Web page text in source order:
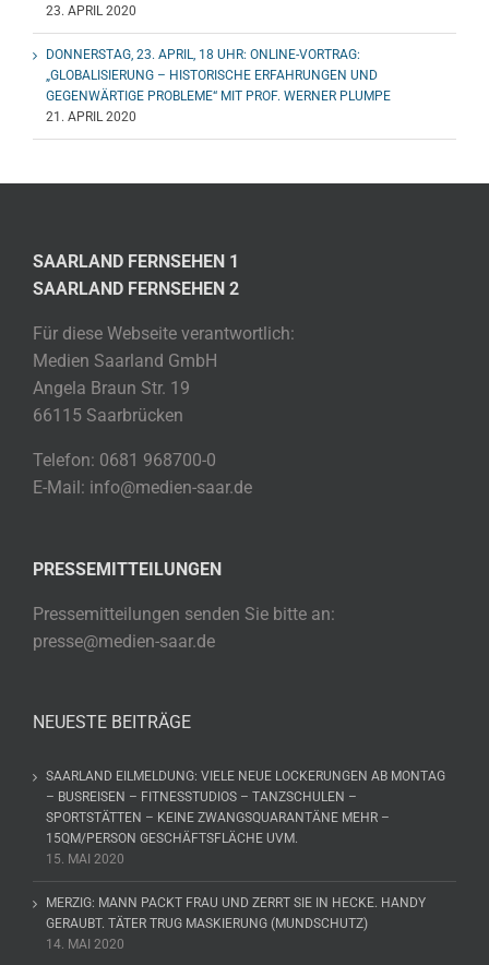
23. APRIL 2020
DONNERSTAG, 23. APRIL, 18 UHR: ONLINE-VORTRAG:
„GLOBALISIERUNG – HISTORISCHE ERFAHRUNGEN UND
GEGENWÄRTIGE PROBLEME“ MIT PROF. WERNER PLUMPE
21. APRIL 2020
SAARLAND FERNSEHEN 1
SAARLAND FERNSEHEN 2
Für diese Webseite verantwortlich:
Medien Saarland GmbH
Angela Braun Str. 19
66115 Saarbrücken
Telefon: 0681 968700-0
E-Mail: info@medien-saar.de
PRESSEMITTEILUNGEN
Pressemitteilungen senden Sie bitte an:
presse@medien-saar.de
NEUESTE BEITRÄGE
SAARLAND EILMELDUNG: VIELE NEUE LOCKERUNGEN AB MONTAG
– BUSREISEN – FITNESSTUDIOS – TANZSCHULEN –
SPORTSTÄTTEN – KEINE ZWANGSQUARANTÄNE MEHR –
15QM/PERSON GESCHÄFTSFLÄCHE UVM.
15. MAI 2020
MERZIG: MANN PACKT FRAU UND ZERRT SIE IN HECKE. HANDY
GERAUBT. TÄTER TRUG MASKIERUNG (MUNDSCHUTZ)
14. MAI 2020